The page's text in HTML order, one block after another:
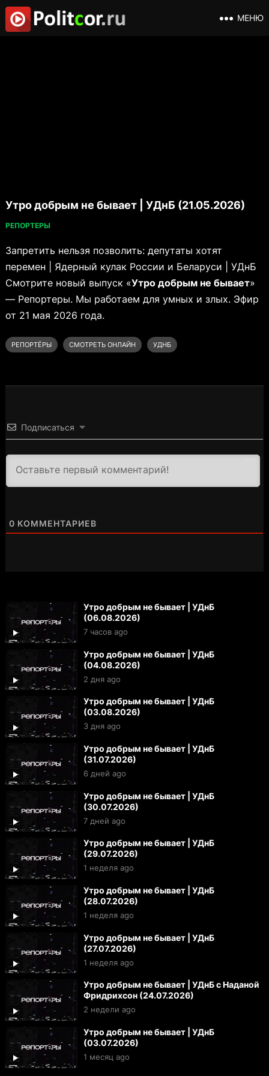
МЕНЮ
Утро добрым не бывает | УДнБ (21.05.2026)
РЕПОРТЕРЫ
Запретить нельзя позволить: депутаты хотят
перемен | Ядерный кулак России и Беларуси | УДнБ
Смотрите новый выпуск «Утро добрым не бывает»
— Репортеры. Мы работаем для умных и злых. Эфир
от 21 мая 2026 года.
РЕПОРТЁРЫ СМОТРЕТЬ ОНЛАЙН УДНБ
Подписаться
0 КОММЕНТАРИЕВ
Утро добрым не бывает | УДнБ
(06.08.2026)
7 часов ago
Утро добрым не бывает | УДнБ
(04.08.2026)
2 дня ago
Утро добрым не бывает | УДнБ
(03.08.2026)
3 дня ago
Утро добрым не бывает | УДнБ
(31.07.2026)
6 дней ago
Утро добрым не бывает | УДнБ
(30.07.2026)
7 дней ago
Утро добрым не бывает | УДнБ
(29.07.2026)
1 неделя ago
Утро добрым не бывает | УДнБ
(28.07.2026)
1 неделя ago
Утро добрым не бывает | УДнБ
(27.07.2026)
1 неделя ago
Утро добрым не бывает | УДнБ с Наданой
Фридрихсон (24.07.2026)
2 недели ago
Утро добрым не бывает | УДнБ
(03.07.2026)
1 месяц ago